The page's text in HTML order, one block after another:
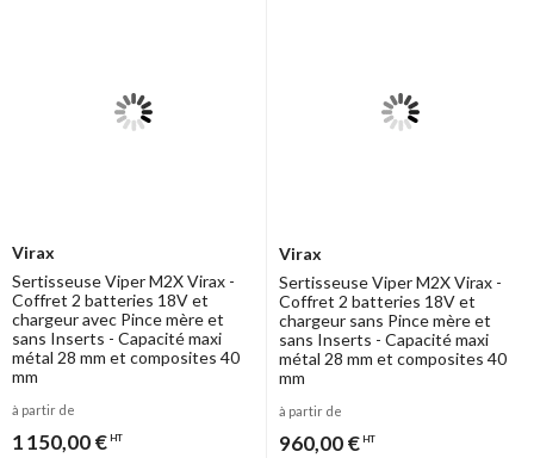
Virax
Sertisseuse Viper M2X Virax -
Coffret 2 batteries 18V et
chargeur avec Pince mère et
sans Inserts - Capacité maxi
métal 28 mm et composites 40
mm
à partir de
1 150,00 € HT
Virax
Sertisseuse Viper M2X Virax -
Coffret 2 batteries 18V et
chargeur sans Pince mère et
sans Inserts - Capacité maxi
métal 28 mm et composites 40
mm
à partir de
960,00 € HT